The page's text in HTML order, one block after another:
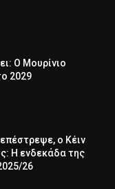
Ο Μουρίνιο
2029
ο Κέιν
Η ενδεκάδα της
26